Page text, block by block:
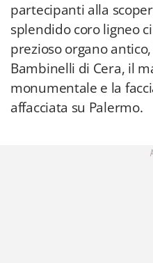
partecipanti alla
splendido coro ligneo
prezioso organo
Bambinelli di Cera, il
monumentale e la
affacciata su Palermo.